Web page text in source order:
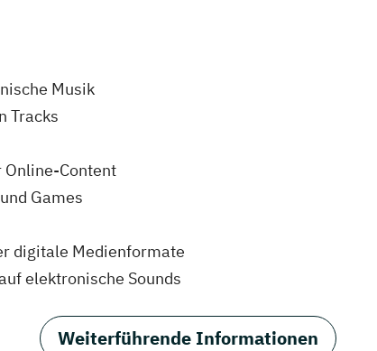
Musik
Tracks
Content
Games
digitale Medienformate
elektronische Sounds
Weiterführende Informationen